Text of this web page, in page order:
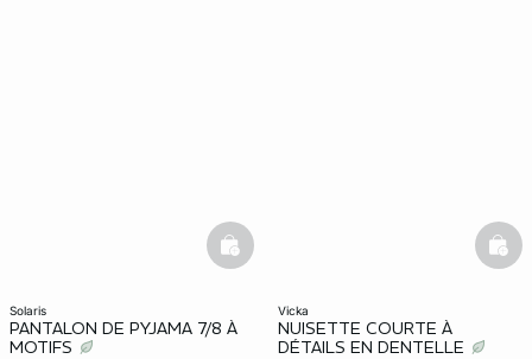
solaris
PANTALON DE PYJAMA 7/8 À
MOTIFS
basketfull
vicka
NUISETTE COURTE À
DÉTAILS EN DENTELLE